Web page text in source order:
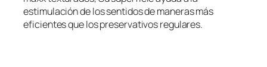
estimulación de los sentidos de maneras más
eficientes que los preservativos regulares.